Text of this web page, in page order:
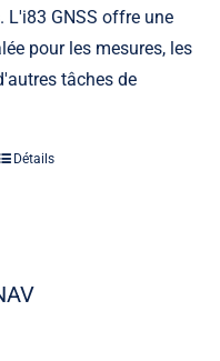
L'i83 GNSS offre une
pour les mesures, les
tâches de
Détails